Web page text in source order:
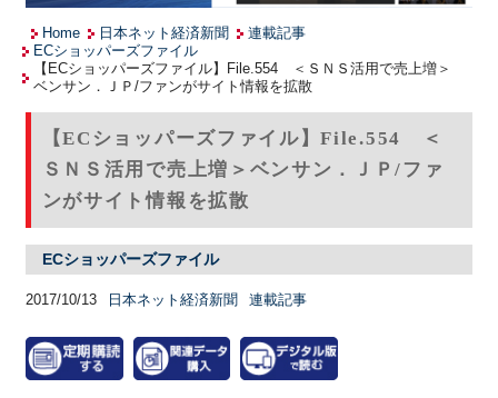
Home 日本ネット経済新聞
連載記事
ECショッパーズファイル
【ECショッパーズファイル】File.554 ＜ＳＮＳ活用で売上増＞
ベンサン．ＪＰ/ファンがサイト情報を拡散
【ECショッパーズファイル】File.554 ＜
ＳＮＳ活用で売上増＞ベンサン．ＪＰ/ファ
ンがサイト情報を拡散
ECショッパーズファイル
2017/10/13 日本ネット経済新聞 連載記事